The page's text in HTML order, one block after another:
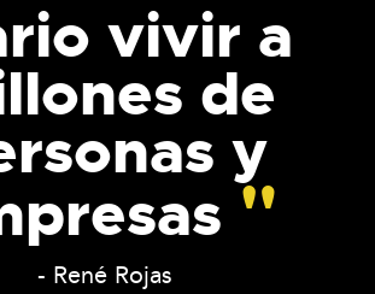
vivir a
de
y
- René Rojas